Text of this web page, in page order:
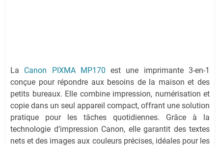
La Canon PIXMA MP170 est une imprimante 3-en-1
conçue pour répondre aux besoins de la maison et des
petits bureaux. Elle combine impression, numérisation et
copie dans un seul appareil compact, offrant une solution
pratique pour les tâches quotidiennes. Grâce à la
technologie d’impression Canon, elle garantit des textes
nets et des images aux couleurs précises, idéales pour les